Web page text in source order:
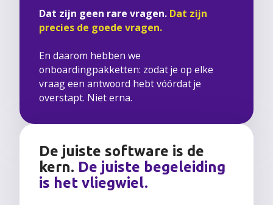
Dat zijn geen rare vragen.Dat zijn
precies de goede vragen.
En daarom hebben we
onboardingpakketten: zodat je op elke
vraag een antwoord hebt vóórdat je
overstapt. Niet erna.
De juiste software is de
kern. De juiste begeleiding
is het vliegwiel.